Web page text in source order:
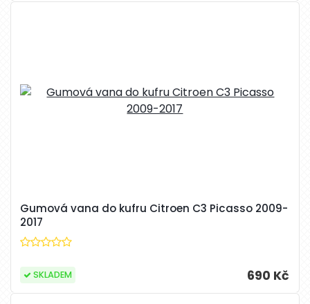
Gumová vana do kufru Citroen C3 Picasso 2009-
2017
690 Kč
SKLADEM